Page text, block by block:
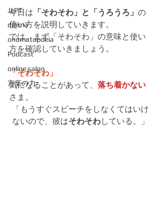
JLPT
drama
onomatopoeia
Podcast
online salon
言葉の力
今日は 「そわそわ」と「うろうろ」 の
使い方を説明していきます。
では、まず「そわそわ」の意味と使い
方を確認していきましょう。
「そわそわ」
気になることがあって、 落ち着かない
さま。
「もうすぐスピーチをしなくてはいけ
ないので、彼はそわそわしている。」